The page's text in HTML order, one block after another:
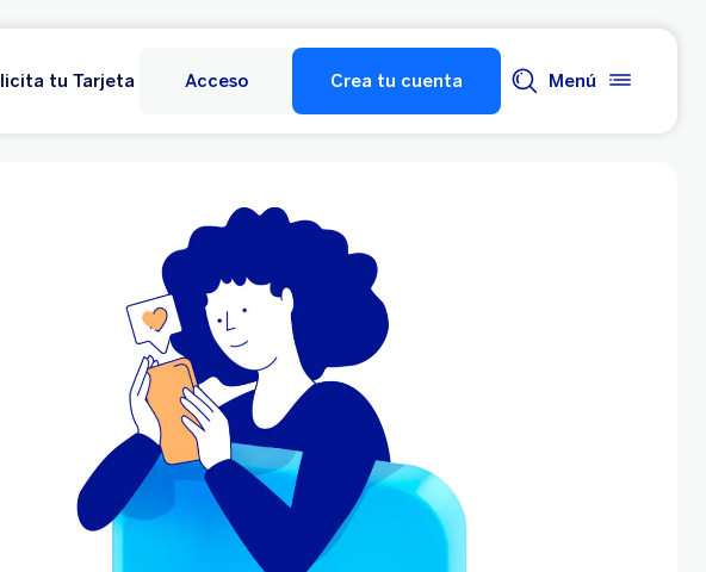
tu Tarjeta Acceso Crea tu cuenta Menú